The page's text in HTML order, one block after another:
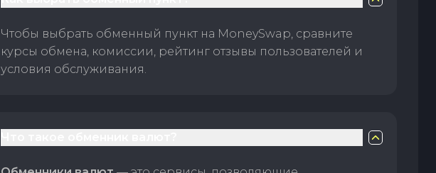
Чтобы выбрать обменный пункт на MoneySwap, сравните
курсы обмена, комиссии, рейтинг отзывы пользователей и
условия обслуживания.